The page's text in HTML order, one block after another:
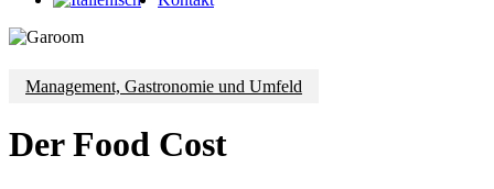
Management, Gastronomie und Umfeld
Der Food Cost